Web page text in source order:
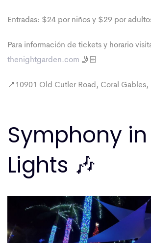
Entradas: $24 por niños y $29 por
Para información de tickets y horario
thenightgarden.com 🤳🏻
📍10901 Old Cutler Road, Coral Gables,
Symphony in
Lights 🎶